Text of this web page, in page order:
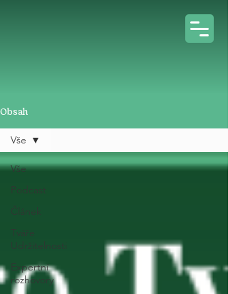
Obsah
Vše
Podcast
Článek
Tváře
Udržitelnosti
Expertní
rozhovory
Vše